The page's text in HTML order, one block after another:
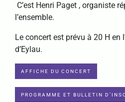
C’est Henri Paget , organiste
l’ensemble.
Le concert est prévu à 20 H en
d’Eylau.
AFFICHE DU CONCERT
PROGRAMME ET BULLETIN